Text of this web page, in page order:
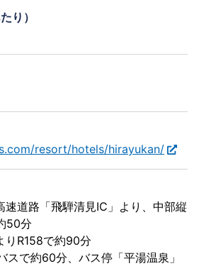
り）
resort/hotels/hirayukan/
道路「飛騨清見IC」より、中部縦
50分
R158で約90分
で約60分、バス停「平湯温泉」